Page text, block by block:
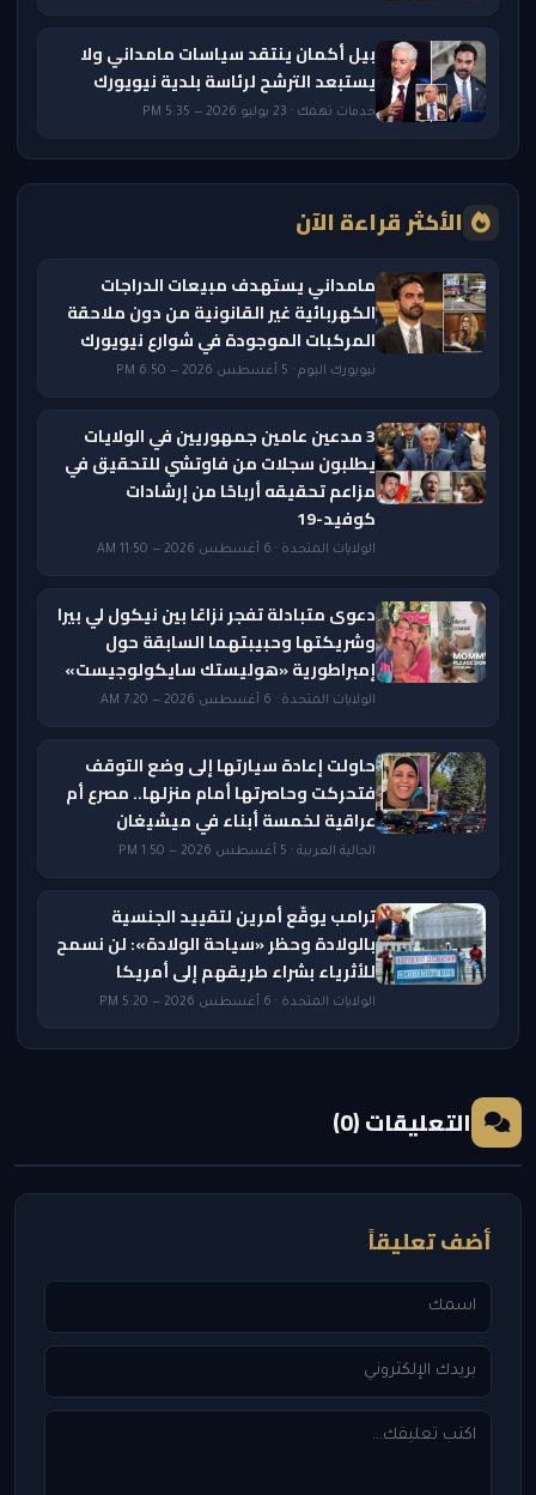
بيل أكمان ينتقد سياسات مامداني ولا
يستبعد الترشح لرئاسة بلدية نيويورك
خدمات تهمك · 23 يوليو 2026 — 5:35 PM
الأكثر قراءة الآن
مامداني يستهدف مبيعات الدراجات
الكهربائية غير القانونية من دون ملاحقة
المركبات الموجودة في شوارع نيويورك
نيويورك اليوم · 5 أغسطس 2026 — 6:50 PM
3 مدعين عامين جمهوريين في الولايات
يطلبون سجلات من فاوتشي للتحقيق في
مزاعم تحقيقه أرباحًا من إرشادات
كوفيد-19
الولايات المتحدة · 6 أغسطس 2026 — 11:50 AM
دعوى متبادلة تفجر نزاعًا بين نيكول لي بيرا
وشريكتها وحبيبتهما السابقة حول
إمبراطورية «هوليستك سايكولوجيست»
الولايات المتحدة · 6 أغسطس 2026 — 7:20 AM
حاولت إعادة سيارتها إلى وضع التوقف
فتحركت وحاصرتها أمام منزلها.. مصرع أم
عراقية لخمسة أبناء في ميشيغان
الجالية العربية · 5 أغسطس 2026 — 1:50 PM
ترامب يوقّع أمرين لتقييد الجنسية
بالولادة وحظر «سياحة الولادة»: لن نسمح
للأثرياء بشراء طريقهم إلى أمريكا
الولايات المتحدة · 6 أغسطس 2026 — 5:20 PM
التعليقات (0)
أضف تعليقاً